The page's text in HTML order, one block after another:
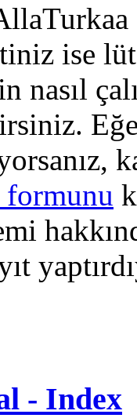
ise
nasıl
formunu
- Index